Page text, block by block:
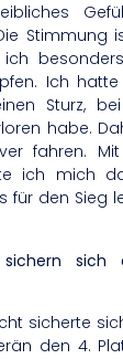
Stimmung
ich
Ich
Sturz,
habe.
fahren.
ich mich
den Sieg
sich
sicherte
den 4.